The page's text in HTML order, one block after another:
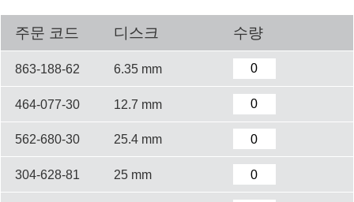
주문 코드 디스크 수량
863-188-62 6.35 mm
464-077-30 12.7 mm
562-680-30 25.4 mm
304-628-81 25 mm